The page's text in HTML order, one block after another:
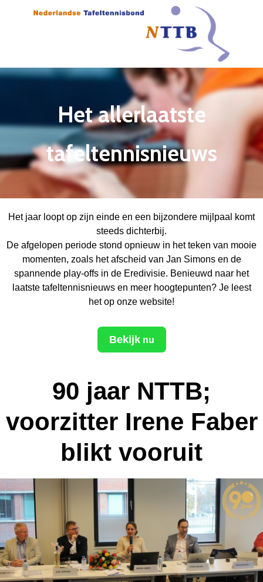
Het allerlaatste
tafeltennisnieuws
Het jaar loopt op zijn einde en een bijzondere mijlpaal komt
steeds dichterbij.
De afgelopen periode stond opnieuw in het teken van mooie
momenten, zoals het afscheid van Jan Simons en de
spannende play-offs in de Eredivisie. Benieuwd naar het
laatste tafeltennisnieuws en meer hoogtepunten? Je leest
het op onze website!
Bekijknu
90 jaar NTTB;
voorzitter Irene Faber
blikt vooruit